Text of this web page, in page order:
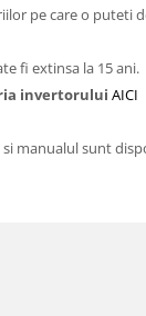
pe care o puteti
fi extinsa la 15 ani.
invertorului AICI
manualul sunt